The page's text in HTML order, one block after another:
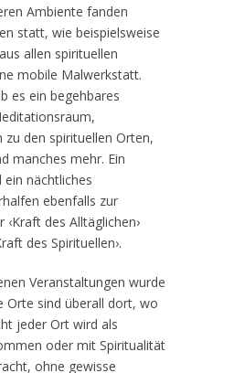
Ambiente fanden
statt, wie beispielsweise
allen spirituellen
mobile Malwerkstatt.
es ein begehbares
den spirituellen Orten,
manches mehr. Ein
ein nächtliches
ebenfalls zur
des Alltäglichen›
des Spirituellen›.
Veranstaltungen wurde
Orte sind überall dort, wo
jeder Ort wird als
oder mit Spiritualität
ohne gewisse